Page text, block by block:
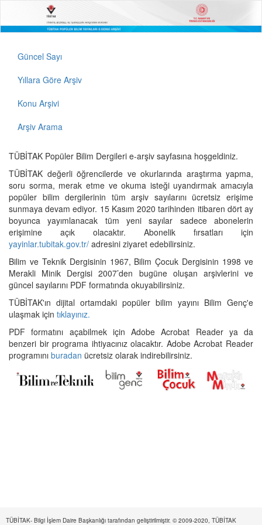
Güncel Sayı
Yıllara Göre Arşiv
Konu Arşivi
Arşiv Arama
TÜBİTAK Popüler Bilim Dergileri e-arşiv sayfasına hoşgeldiniz.
TÜBİTAK değerli öğrencilerde ve okurlarında araştırma yapma,
soru sorma, merak etme ve okuma isteği uyandırmak amacıyla
popüler bilim dergilerinin tüm arşiv sayılarını ücretsiz erişime
sunmaya devam ediyor. 15 Kasım 2020 tarihinden itibaren dört ay
boyunca yayımlanacak tüm yeni sayılar sadece abonelerin
erişimine açık olacaktır. Abonelik fırsatları için
yayinlar.tubitak.gov.tr/ adresini ziyaret edebilirsiniz.
Bilim ve Teknik Dergisinin 1967, Bilim Çocuk Dergisinin 1998 ve
Merakli Minik Dergisi 2007’den bugüne oluşan arşivlerini ve
güncel sayılarını PDF formatında okuyabilirsiniz.
TÜBİTAK'ın dijital ortamdaki popüler bilim yayını Bilim Genç'e
ulaşmak için tıklayınız.
PDF formatını açabilmek için Adobe Acrobat Reader ya da
benzeri bir programa ihtiyacınız olacaktır. Adobe Acrobat Reader
programını buradan ücretsiz olarak indirebilirsiniz.
TÜBİTAK- Bilgi İşlem Daire Başkanlığı tarafından geliştirilmiştir. © 2009-2020, TÜBİTAK